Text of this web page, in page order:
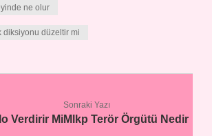
ne olur
diksiyonu düzeltir mi
Verdirir Mi
Sonraki Yazı
Mlkp Terör Örgütü Nedir